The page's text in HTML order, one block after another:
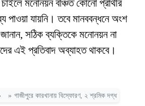
মনোনয়ন বঞ্চিত কোনো প্রার্থীর
পাওয়া যায়নি। তবে মানববন্ধনে অংশ
জানান, সঠিক ব্যক্তিকে মনোনয়ন না
এই প্রতিবাদ অব্যাহত থাকবে।
» গাজীপুরে কারখানায় বিস্ফোরণ, ২ শ্রমিক দগ্ধ